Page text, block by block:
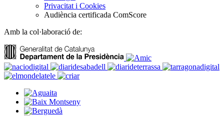
Privacitat i Cookies
Audiència certificada ComScore
Amb la col·laboració de: